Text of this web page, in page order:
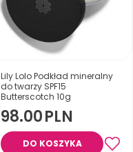
Lily Lolo Podkład mineralny
do twarzy SPF15
Butterscotch 10g
98.00PLN
DO KOSZYKA